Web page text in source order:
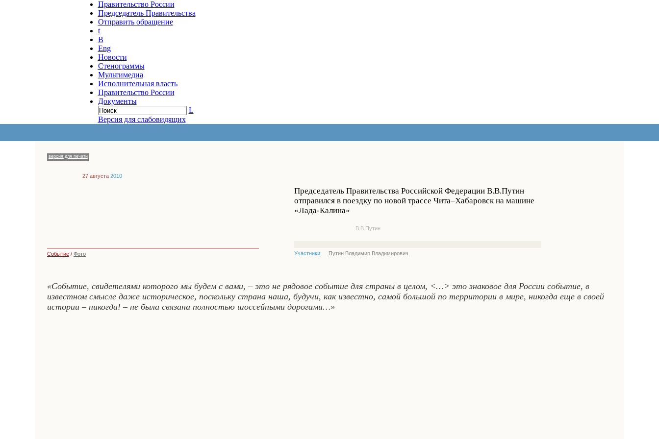
Правительство России
Председатель Правительства
Отправить обращение
t
B
Eng
Новости
Стенограммы
Мультимедиа
Исполнительная власть
Правительство России
Документы
L
Версия для слабовидящих
версия для печати
27 августа 2010
Председатель Правительства Российской Федерации В.В.Путин
отправился в поездку по новой трассе Чита–Хабаровск на машине
«Лада-Калина»
В.В.Путин
Событие / Фото Участники: Путин Владимир Владимирович
«Событие, свидетелями которого мы будем с вами, – это не рядовое событие для страны в целом, <…> это знаковое для России событие, в
известном смысле даже историческое, поскольку страна наша, будучи, как известно, самой большой по территории в мире, никогда еще в своей
истории – никогда! – не была связана полностью шоссейными дорогами…»